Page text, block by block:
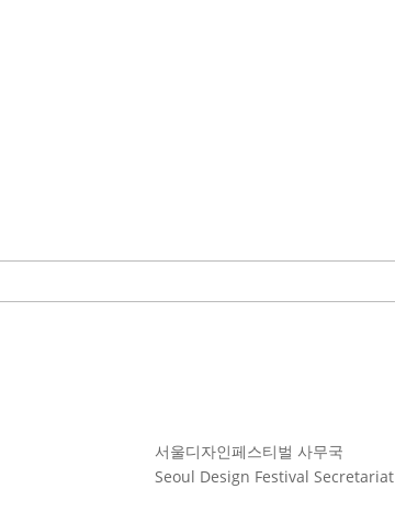
서울디자인페스티벌 사무국
Seoul Design Festival Secretariat